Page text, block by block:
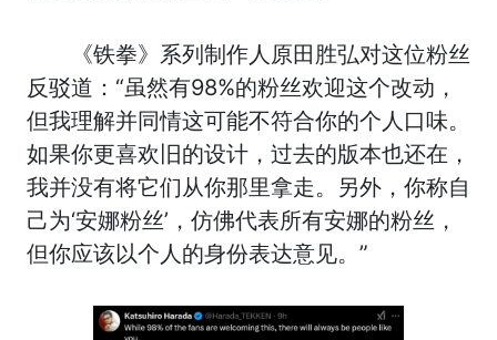
《铁拳》系列制作人原田胜弘对这位粉丝
反驳道：“虽然有98%的粉丝欢迎这个改动，
但我理解并同情这可能不符合你的个人口味。
如果你更喜欢旧的设计，过去的版本也还在，
我并没有将它们从你那里拿走。另外，你称自
己为‘安娜粉丝’，仿佛代表所有安娜的粉丝，
但你应该以个人的身份表达意见。”